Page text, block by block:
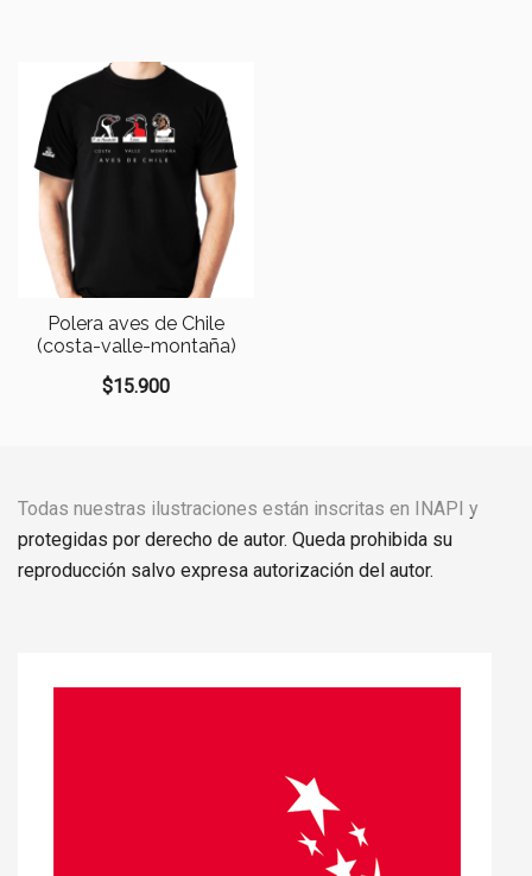
Polera aves de Chile
(costa-valle-montaña)
$15.900
Todas nuestras ilustraciones están inscritas en INAPI y
protegidas por derecho de autor. Queda prohibida su
reproducción salvo expresa autorización del autor.